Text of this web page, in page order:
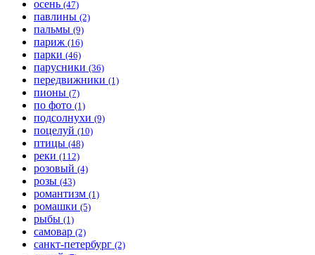
осень (47)
павлины (2)
пальмы (9)
париж (16)
парки (46)
парусники (36)
передвижники (1)
пионы (7)
по фото (1)
подсолнухи (9)
поцелуй (10)
птицы (48)
реки (112)
розовый (4)
розы (43)
романтизм (1)
ромашки (5)
рыбы (1)
самовар (2)
санкт-петербург (2)